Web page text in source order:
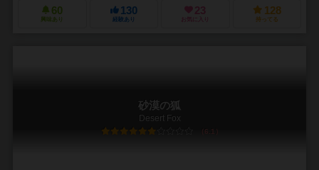
60
興味あり
130
経験あり
23
お気に入り
128
持ってる
砂漠の狐
Desert Fox
6.1